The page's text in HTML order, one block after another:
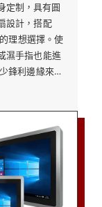
定制，具有圓
設計，搭配
理想選擇。使
濕手指也能進
鋒利邊緣來提
，提供了滿
系列 I/O
連接性和相容
採用優質材
耐腐蝕性和可
來了先進的
且多功能的